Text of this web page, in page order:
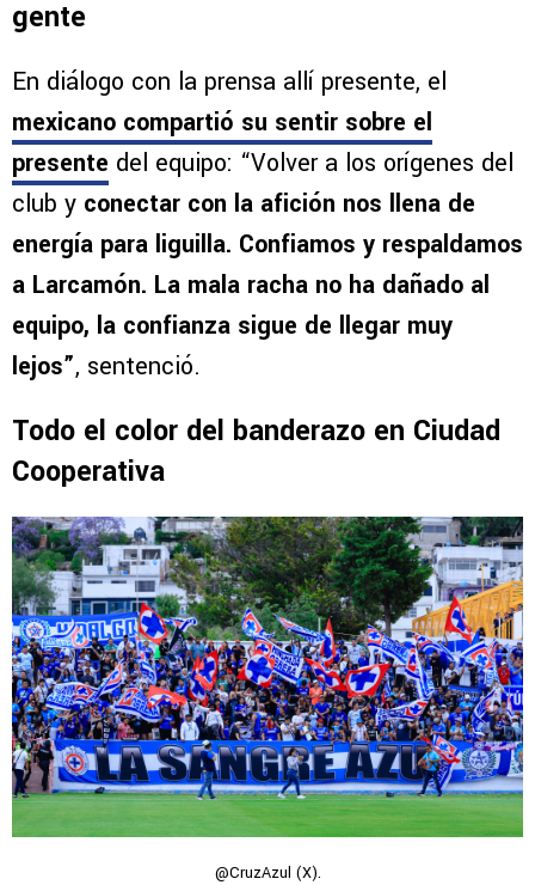
gente
En diálogo con la prensa allí presente, el
mexicano compartió su sentir sobre el
presente del equipo: “Volver a los orígenes del
club y conectar con la afición nos llena de
energía para liguilla. Confiamos y respaldamos
a Larcamón. La mala racha no ha dañado al
equipo, la confianza sigue de llegar muy
lejos”, sentenció.
Todo el color del banderazo en Ciudad
Cooperativa
@CruzAzul (X).